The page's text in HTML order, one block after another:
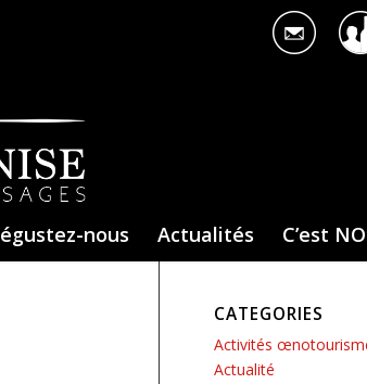
nous Actualités C’est
CATEGORIES
Activités
Actualité